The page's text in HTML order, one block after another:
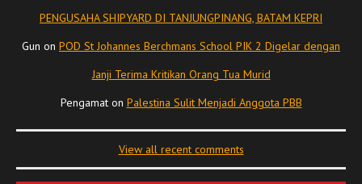
PENGUSAHA SHIPYARD DI TANJUNGPINANG, BATAM KEPRI
Gun on POD St Johannes Berchmans School PIK 2 Digelar dengan
Janji Terima Kritikan Orang Tua Murid
Pengamaton Palestina Sulit Menjadi Anggota PBB
View all recent comments